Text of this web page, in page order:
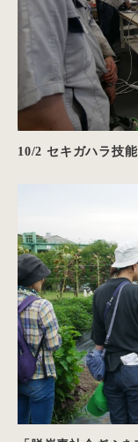
10/2 セキガハラ技